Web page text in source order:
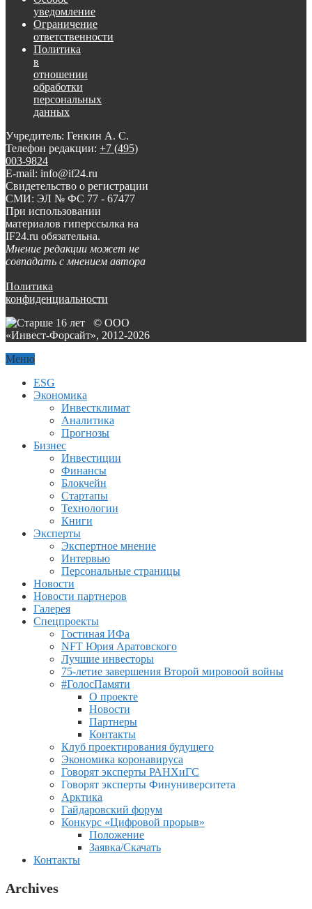
уведомление
Ограничение
ответственности
Политика
в
отношении
обработки
персональных
данных
Учредитель: Генкин А. С.
Телефон редакции: +7 (495)
003-9824
E-mail: info@if24.ru
Свидетельство о регистрации
СМИ: ЭЛ № ФС 77 - 67477
При использовании
материалов гиперссылка на
IF24.ru обязательна.
Мнение редакции может не
совпадать с мнением автора
Политика
конфиденциальности
© ООО
«Инвест-Форсайт», 2012-2026
Меню
ESG
Экономика
Инвестклимат
Аналитика
Прогнозы
Бизнес
Инвестиции
Финансы
Блокчейн
Стартапы
Технологии
Книги
Эксперты
Экспертное мнение
Интервью
Персональные страницы
Новости
Новости партнеров
Галерея
Спецпроекты
Гостиная ИФа
NFT Юрия Аратовского
Лучшие инвесторы
75-летие завершения Второй мировоой войны
#ГолосПамяти
О проекте
Новости
Партнеры
Контакты
Клуб проектирования будущего
Экономика коронавируса
Говорят эксперты РАНХиГС
Говорят эксперты Финуниверситета
Арктика
Гайдаровский форум
Конкурс «Цифровой прорыв»
Положение
Заявка/Скачать
Контакты
Archives